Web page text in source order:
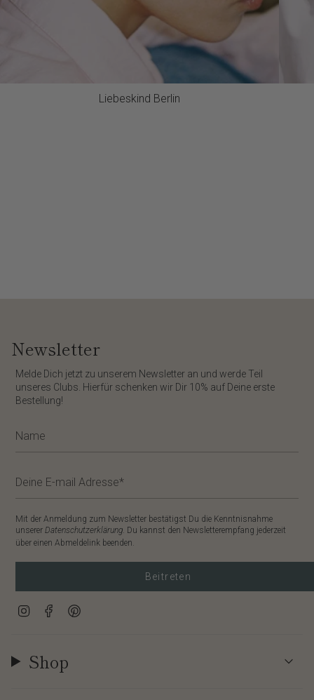
Liebeskind Berlin
Newsletter
​Melde Dich jetzt zu unserem Newsletter an und werde Teil
unseres Clubs. Hierfür schenken wir Dir 10% auf Deine erste
Bestellung!
Mit der Anmeldung zum Newsletter bestätigst Du die Kenntnisnahme
unserer Datenschutzerklärung. Du kannst den Newsletterempfang jederzeit
über einen Abmeldelink beenden.
Beitreten
InstagramFacebook
Shop